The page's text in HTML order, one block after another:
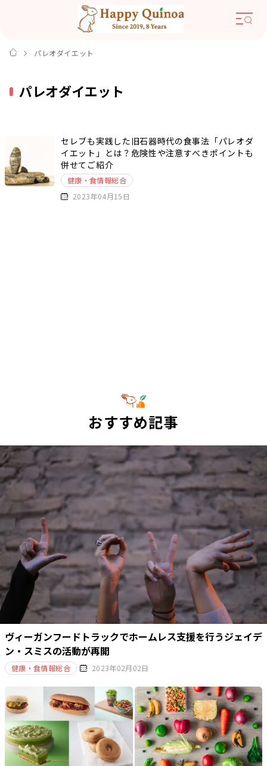
パレオダイエット
パレオダイエット
セレブも実践した旧石器時代の食事法「パレオダ
イエット」とは？危険性や注意すべきポイントも
併せてご紹介
健康・食情報総合
2023年04月15日
おすすめ記事
ヴィーガンフードトラックでホームレス支援を行うジェイデ
ン・スミスの活動が再開
健康・食情報総合 2023年02月02日